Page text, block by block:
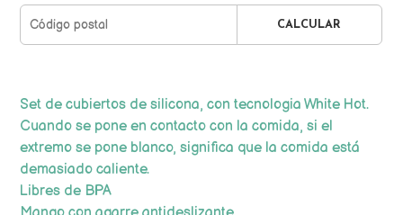
CALCULAR
Set de cubiertos de silicona, con tecnologia White Hot.
Cuando se pone en contacto con la comida, si el
extremo se pone blanco, significa que la comida está
demasiado caliente.
Libres de BPA